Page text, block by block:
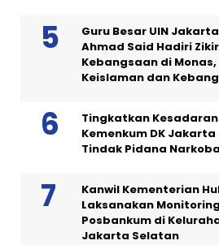
Guru Besar UIN
Ahmad Said Hadiri
Kebangsaan di
Keislaman dan
Tingkatkan
Kemenkum DK
Tindak Pidana
Kanwil Kementerian
Laksanakan
Posbankum di
Jakarta Selatan